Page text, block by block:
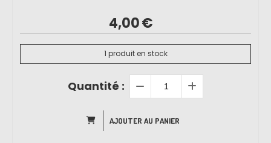
4,00€
1 produit en stock
Quantité :
AJOUTER AU PANIER